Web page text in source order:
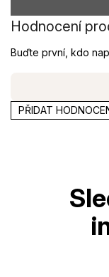
Hodnocení
Buďte první, kdo
PŘIDAT